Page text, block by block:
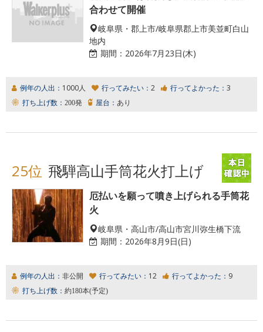
合わせて開催
岐阜県・郡上市/岐阜県郡上市美並町白山
地内
期間： 2026年7月23日(木)
例年の人出： 1000人 行ってみたい： 2 行ってよかった： 3
打ち上げ数： 200発 屋台： あり
25位 飛騨高山手筒花火打上げ
厄払いを願って噴き上げられる手筒花
火
岐阜県・高山市/高山市宮川弥生橋下流
期間： 2026年8月9日(日)
例年の人出： 非公開 行ってみたい： 12 行ってよかった： 9
打ち上げ数： 約180本(予定)